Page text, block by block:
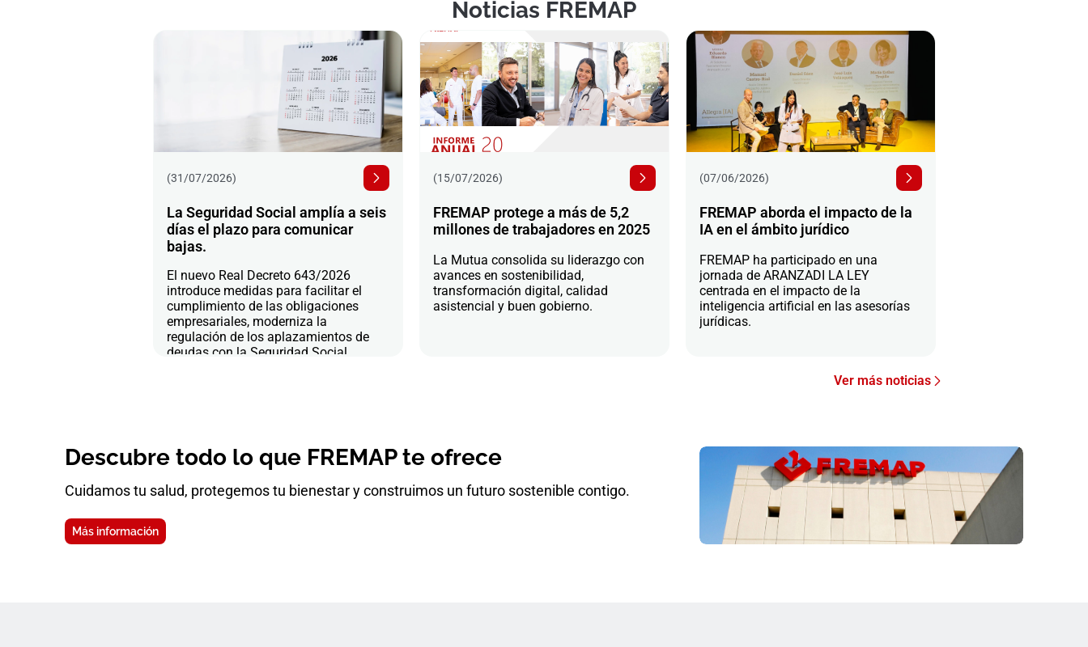
Noticias FREMAP
(31/07/2026)
La Seguridad Social amplía a seis
días el plazo para comunicar
bajas.
El nuevo Real Decreto 643/2026
introduce medidas para facilitar el
cumplimiento de las obligaciones
empresariales, moderniza la
regulación de los aplazamientos de
deudas con la Seguridad Social
(15/07/2026)
FREMAP protege a más de 5,2
millones de trabajadores en 2025
La Mutua consolida su liderazgo con
avances en sostenibilidad,
transformación digital, calidad
asistencial y buen gobierno.
(07/06/2026)
FREMAP aborda el impacto de la
IA en el ámbito jurídico
FREMAP ha participado en una
jornada de ARANZADI LA LEY
centrada en el impacto de la
inteligencia artificial en las asesorías
jurídicas.
Ver más noticias
Descubre todo lo que FREMAP te ofrece
Cuidamos tu salud, protegemos tu bienestar y construimos un futuro sostenible contigo.
Más información